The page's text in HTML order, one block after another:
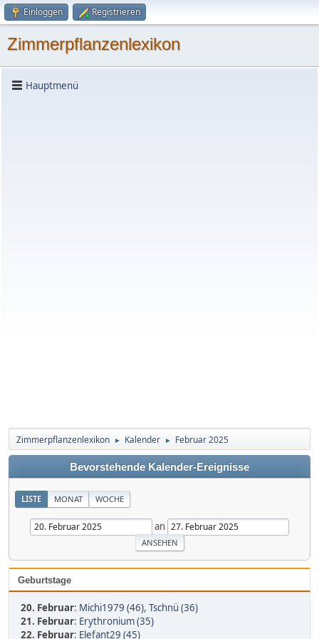
Einloggen Registrieren
Zimmerpflanzenlexikon
Hauptmenü
Zimmerpflanzenlexikon ► Kalender ► Februar 2025
Bevorstehende Kalender-Ereignisse
LISTE MONAT WOCHE
an
Geburtstage
20. Februar: Michi1979 (46), Tschnü (36)
21. Februar: Erythronium (35)
22. Februar: Elefant29 (45)